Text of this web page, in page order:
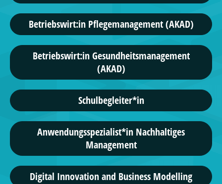
Betriebswirt:in Pflegemanagement (AKAD)
Betriebswirt:in Gesundheitsmanagement
(AKAD)
Schulbegleiter*in
Anwendungsspezialist*in Nachhaltiges
Management
Digital Innovation and Business Modelling